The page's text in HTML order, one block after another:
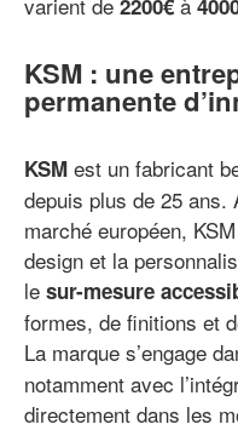
KSM : une
permanente
KSM est un fabricant
depuis plus de 25 ans.
marché européen,
design et la
le sur-mesure
formes, de finitions et
La marque s’engage
notamment avec
directement dans les